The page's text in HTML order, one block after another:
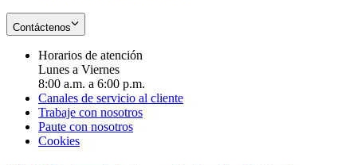
Contáctenos
Horarios de atención
Lunes a Viernes
8:00 a.m. a 6:00 p.m.
Canales de servicio al cliente
Trabaje con nosotros
Paute con nosotros
Cookies